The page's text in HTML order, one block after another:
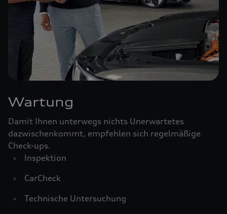
Wartung
Damit Ihnen unterwegs nichts Unerwartetes
dazwischenkommt, empfehlen sich regelmäßige
Check-ups.
›
Inspektion
›
CarCheck
›
Technische Untersuchung